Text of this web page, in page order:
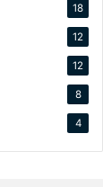
18
12
12
8
4